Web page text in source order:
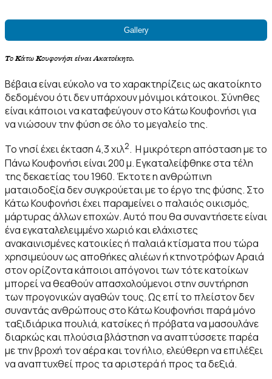
Gallery
Το Κάτω Κουφονήσι είναι Ακατοίκητο.
Βέβαια είναι εύκολο να το χαρακτηρίζεις ως ακατοίκητο
δεδομένου ότι δεν υπάρχουν μόνιμοι κάτοικοι. Σύνηθες
είναι κάποιοι να καταφεύγουν στο Κάτω Κουφονήσι για
να νιώσουν την φύση σε όλο το μεγαλείο της.
Το νησί έχει έκταση 4,3 χιλ2. Η μικρότερη απόσταση με το
Πάνω Κουφονήσι είναι 200 μ. Εγκαταλείφθηκε στα τέλη
της δεκαετίας του 1960. Έκτοτε η ανθρώπινη
ματαιοδοξία δεν συγκρούεται με το έργο της φύσης. Στο
Κάτω Κουφονήσι έχει παραμείνει ο παλαιός οικισμός,
μάρτυρας άλλων εποχών. Αυτό που θα συναντήσετε είναι
ένα εγκαταλελειμμένο χωριό και ελάχιστες
ανακαινισμένες κατοικίες ή παλαιά κτίσματα που τώρα
χρησιμεύουν ως αποθήκες αλιέων ή κτηνοτρόφων Αραιά
στον ορίζοντα κάποιοι απόγονοι των τότε κατοίκων
μπορεί να θεαθούν απασχολούμενοι στην συντήρηση
των προγονικών αγαθών τους. Ως επί το πλείστον δεν
συναντάς ανθρώπους στο Κάτω Κουφονήσι παρά μόνο
ταξιδιάρικα πουλιά, κατσίκες ή πρόβατα να μασουλάνε
διαρκώς και πλούσια βλάστηση να αναπτύσσετε παρέα
με την βροχή τον αέρα και τον ήλιο, ελεύθερη να επιλέξει
να αναπτυχθεί προς τα αριστερά ή προς τα δεξιά.